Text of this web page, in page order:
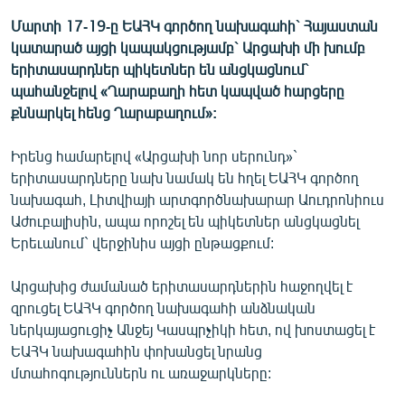
ՏԵՍԱՆՅՈՒԹԵՐ
ԲԱՆԱՎԵՃ
ՁԳՏԵԼՈՎ ԼԱՎԱԳՈՒՅՆԻՆ
ՓՈԴՔԱՍԹ
Հայերեն
English
Русский
ՀԵՏԵՎԵՔ ՄԵԶ
Մարտի 17-19-ը ԵԱՀԿ գործող նախագահի` Հայաստան
կատարած այցի կապակցությամբ` Արցախի մի խումբ
երիտասարդներ պիկետներ են անցկացնում`
պահանջելով «Ղարաբաղի հետ կապված հարցերը
քննարկել հենց Ղարաբաղում»:
Իրենց համարելով «Արցախի նոր սերունդ»`
երիտասարդները նախ նամակ են հղել ԵԱՀԿ գործող
նախագահ, Լիտվիայի արտգործնախարար Աուդրոնիուս
Աժուբալիսին, ապա որոշել են պիկետներ անցկացնել
Երեւանում` վերջինիս այցի ընթացքում:
Արցախից ժամանած երիտասարդներին հաջողվել է
զրուցել ԵԱՀԿ գործող նախագահի անձնական
ներկայացուցիչ Անջեյ Կասպրչիկի հետ, ով խոստացել է
ԵԱՀԿ նախագահին փոխանցել նրանց
մտահոգություններն ու առաջարկները: